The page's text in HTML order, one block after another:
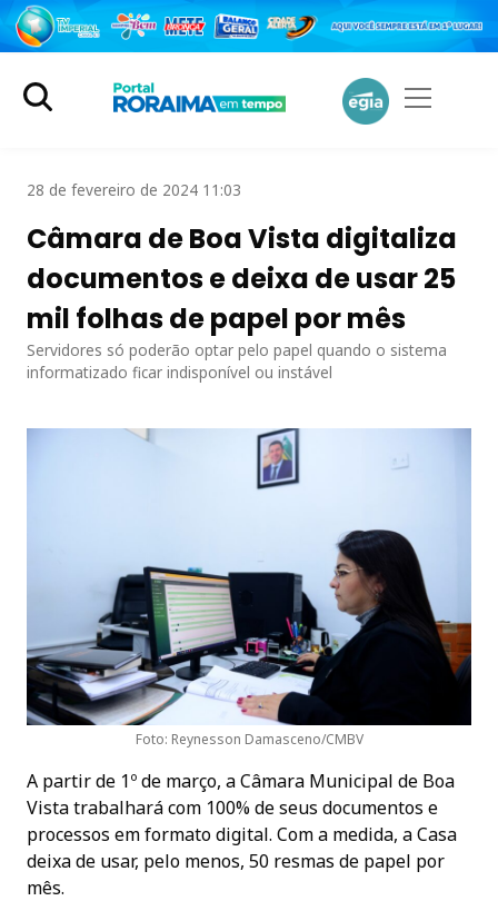
28 de fevereiro de 2024 11:03
Câmara de Boa Vista digitaliza
documentos e deixa de usar 25
mil folhas de papel por mês
Servidores só poderão optar pelo papel quando o sistema
informatizado ficar indisponível ou instável
Foto: Reynesson Damasceno/CMBV
A partir de 1º de março, a Câmara Municipal de Boa
Vista trabalhará com 100% de seus documentos e
processos em formato digital. Com a medida, a Casa
deixa de usar, pelo menos, 50 resmas de papel por
mês.